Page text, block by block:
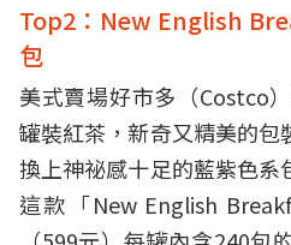
Top2：New English
包
美式賣場好市多（Costco
罐裝紅茶，新奇又精美的包
換上神祕感十足的藍紫色系
這款「New English